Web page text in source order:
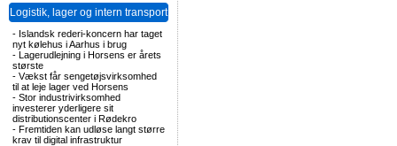
Logistik, lager og intern transport
- Islandsk rederi-koncern har taget
nyt kølehus i Aarhus i brug
- Lagerudlejning i Horsens er årets
største
- Vækst får sengetøjsvirksomhed
til at leje lager ved Horsens
- Stor industrivirksomhed
investerer yderligere sit
distributionscenter i Rødekro
- Fremtiden kan udløse langt større
krav til digital infrastruktur